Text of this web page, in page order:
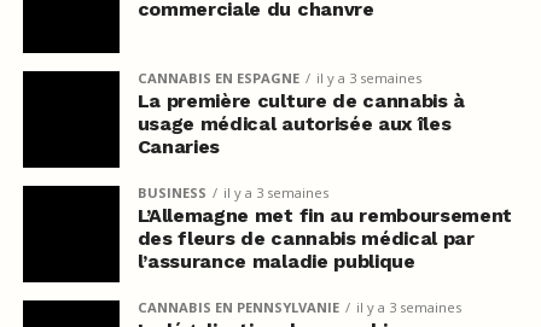
commerciale du chanvre
CANNABIS EN ESPAGNE il y a 3 semaines
La première culture de cannabis à
usage médical autorisée aux îles
Canaries
BUSINESS il y a 3 semaines
L’Allemagne met fin au remboursement
des fleurs de cannabis médical par
l’assurance maladie publique
CANNABIS EN PENNSYLVANIE il y a 3 semaines